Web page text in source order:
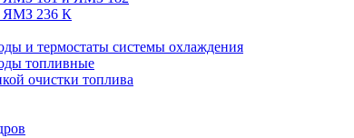
ЯМЗ 236 К
и термостаты системы охлаждения
топливные
очистки топлива